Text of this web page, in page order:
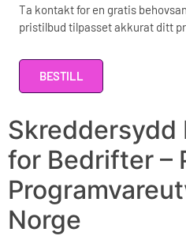
Ta kontakt for en gratis
pristilbud tilpasset akkurat ditt
BESTILL
Alternative:
Skreddersydd
for Bedrifter –
Norge